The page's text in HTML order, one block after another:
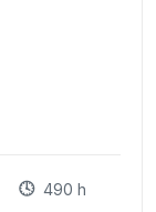
490 h